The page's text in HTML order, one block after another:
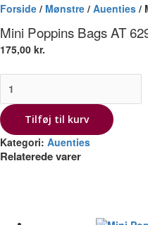
Forside / Mønstre /Auenties /
Mini Poppins Bags AT
175,00kr.
antal
Tilføj til kurv
Kategori:Auenties
Relaterede varer